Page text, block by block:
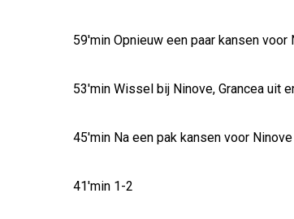
59'min Opnieuw een paar kansen
53'min Wissel bij Ninove, Grancea uit
45'min Na een pak kansen voor
41'min 1-2